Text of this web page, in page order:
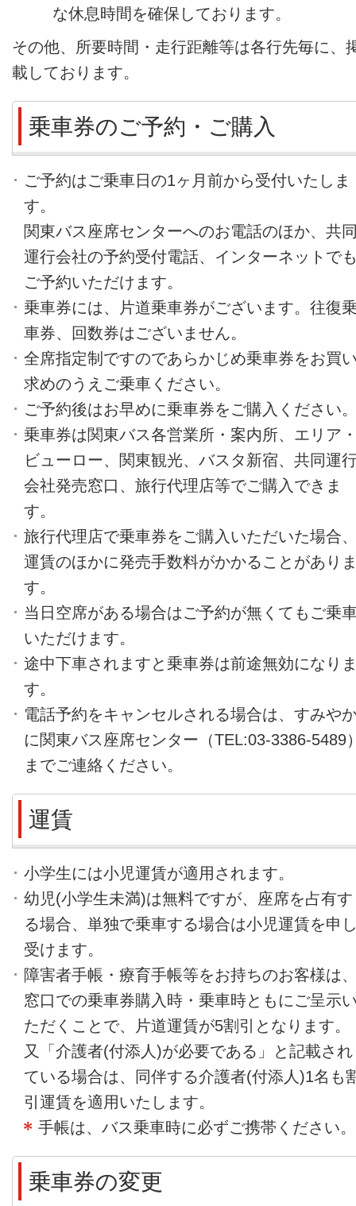
な休息時間を確保しております。
その他、所要時間・走行距離等は各行先毎に、
載しております。
乗車券のご予約・ご購入
ご予約はご乗車日の1ヶ月前から受付いたしま
す。
関東バス座席センターへのお電話のほか、共
運行会社の予約受付電話、インターネットで
ご予約いただけます。
乗車券には、片道乗車券がございます。往復
車券、回数券はございません。
全席指定制ですのであらかじめ乗車券をお買
求めのうえご乗車ください。
ご予約後はお早めに乗車券をご購入ください
乗車券は関東バス各営業所・案内所、エリア
ビューロー、関東観光、バスタ新宿、共同運
会社発売窓口、旅行代理店等でご購入できま
す。
旅行代理店で乗車券をご購入いただいた場合
運賃のほかに発売手数料がかかることがあり
す。
当日空席がある場合はご予約が無くてもご乗
いただけます。
途中下車されますと乗車券は前途無効になり
す。
電話予約をキャンセルされる場合は、すみや
に関東バス座席センター（TEL:03-3386-5489
までご連絡ください。
運賃
小学生には小児運賃が適用されます。
幼児(小学生未満)は無料ですが、座席を占有す
る場合、単独で乗車する場合は小児運賃を申
受けます。
障害者手帳・療育手帳等をお持ちのお客様は
窓口での乗車券購入時・乗車時ともにご呈示
ただくことで、片道運賃が5割引となります。
又「介護者(付添人)が必要である」と記載され
ている場合は、同伴する介護者(付添人)1名も
引運賃を適用いたします。
手帳は、バス乗車時に必ずご携帯ください。
乗車券の変更